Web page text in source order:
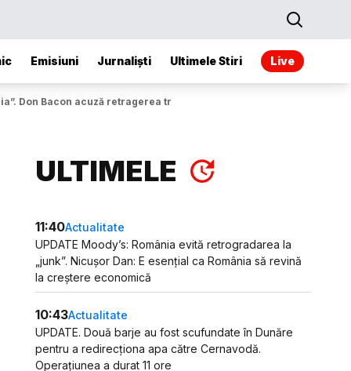
Emisiuni Jurnaliști Ultimele Stiri Live
Don Bacon acuză retragerea trupelor americane
ULTIMELE
11:40Actualitate
UPDATE Moody’s: România evită retrogradarea la
„junk”. Nicușor Dan: E esențial ca România să revină
la creștere economică
10:43Actualitate
UPDATE. Două barje au fost scufundate în Dunăre
pentru a redirecționa apa către Cernavodă.
Operațiunea a durat 11 ore